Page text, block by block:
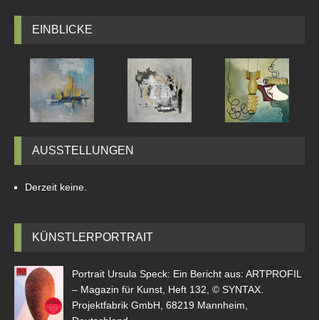
EINBLICKE
AUSSTELLUNGEN
Derzeit keine.
KÜNSTLERPORTRAIT
Portrait Ursula Speck: Ein Bericht aus: ARTPROFIL
– Magazin für Kunst, Heft 132, © SYNTAX.
Projektfabrik GmbH, 68219 Mannheim,